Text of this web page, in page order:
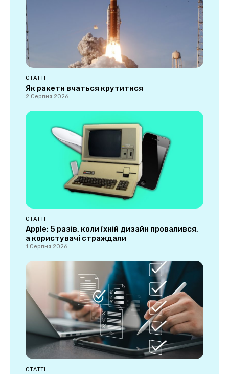
СТАТТІ
Як ракети вчаться крутитися
2 Серпня 2026
СТАТТІ
Apple: 5 разів, коли їхній дизайн провалився,
а користувачі страждали
1 Серпня 2026
СТАТТІ